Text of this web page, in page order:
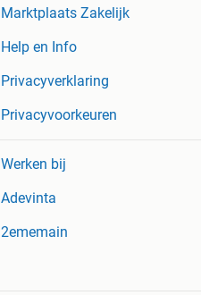
Marktplaats Zakelijk
Help en Info
Privacyverklaring
Privacyvoorkeuren
Werken bij
Adevinta
2ememain